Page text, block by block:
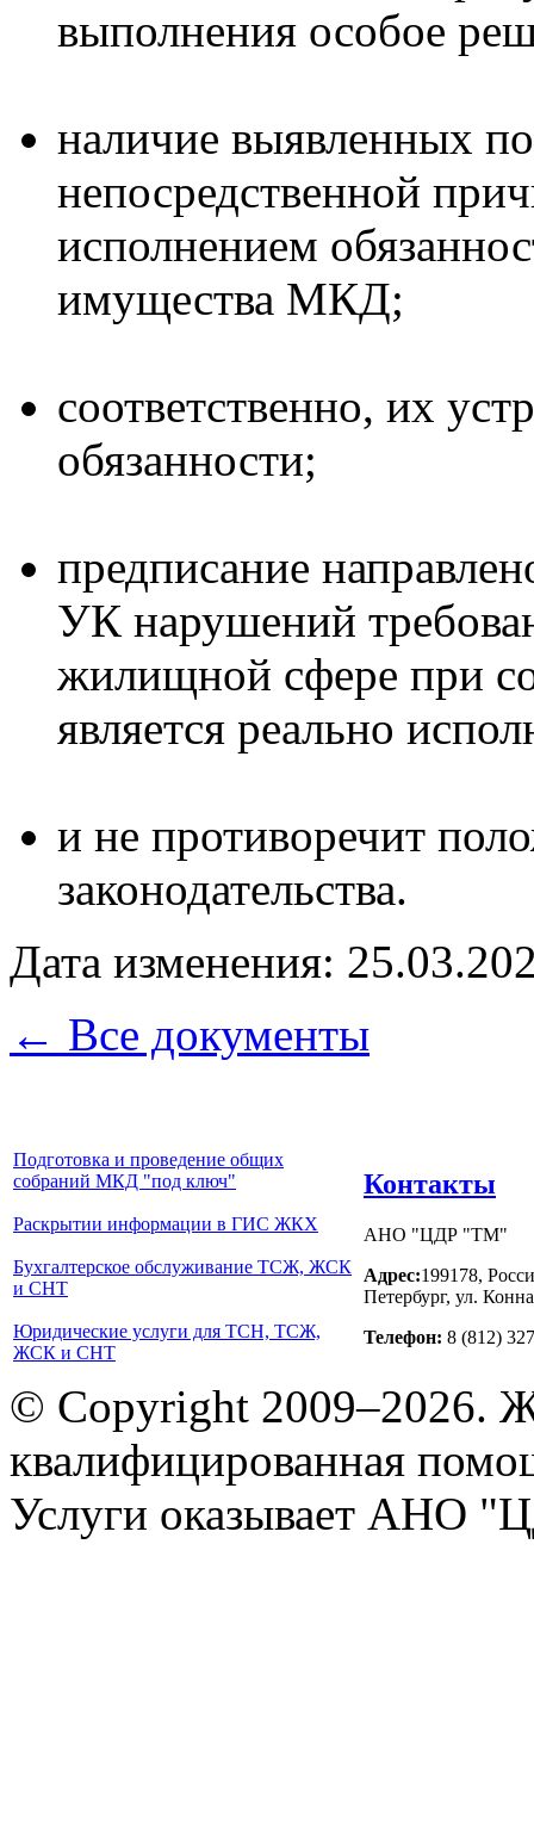
выполнения особое
наличие выявленных
непосредственной
исполнением
имущества МКД;
соответственно, их
обязанности;
предписание
УК нарушений
жилищной сфере при
является реально
и не противоречит
законодательства.
Дата изменения:
← Все документы
Подготовка и проведение общих
собраний МКД "под ключ"
Раскрытии информации в ГИС ЖКХ
Бухгалтерское обслуживание ТСЖ, ЖСК
и СНТ
Юридические услуги для ТСН, ТСЖ,
ЖСК и СНТ
Контакты
АНО "ЦДР "ТМ"
Адрес:199178,
Петербург, ул.
Телефон: 8 (812)
© Copyright 2009–2026.
квалифицированная
Услуги оказывает АНО